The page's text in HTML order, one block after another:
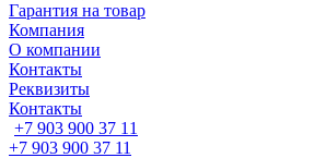
Гарантия на товар
Компания
О компании
Контакты
Реквизиты
Контакты
+7 903 900 37 11
+7 903 900 37 11